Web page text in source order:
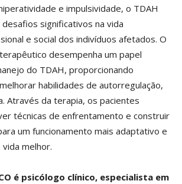
e impulsividade, o TDAH
significativos na vida
e social dos indivíduos afetados. O
desempenha um papel
do TDAH, proporcionando
habilidades de autorregulação,
Através da terapia, os pacientes
técnicas de enfrentamento e construir
um funcionamento mais adaptativo e
melhor.
é psicólogo clínico, especialista em